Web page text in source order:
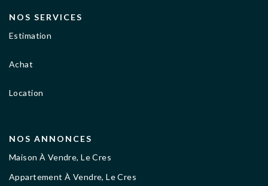
NOS SERVICES
Estimation
Achat
Location
NOS ANNONCES
Maison À Vendre, Le Cres
Appartement À Vendre, Le Cres